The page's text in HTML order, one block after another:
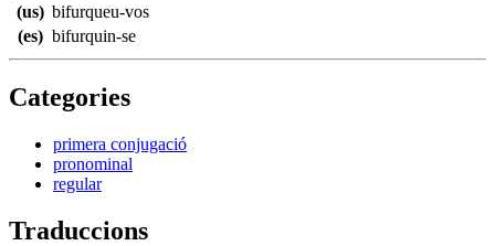
(us) bifurqueu-vos
(es) bifurquin-se
Categories
primera conjugació
pronominal
regular
Traduccions